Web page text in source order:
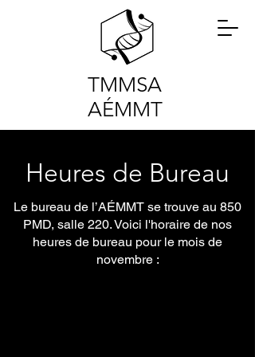
TMMSA
AÉMMT
Heures de Bureau
Le bureau de l’AÉMMT se trouve au 850
PMD, salle 220. Voici l'horaire de nos
heures de bureau pour le mois de
novembre :